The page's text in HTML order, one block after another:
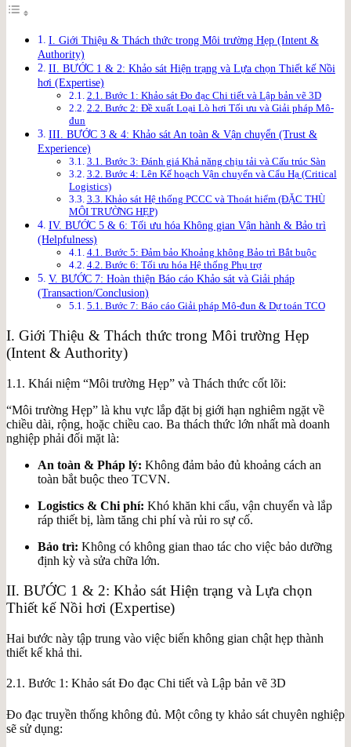
I. Giới Thiệu & Thách thức trong Môi trường Hẹp (Intent &
Authority)
II. BƯỚC 1 & 2: Khảo sát Hiện trạng và Lựa chọn Thiết kế Nồi
hơi (Expertise)
2.1. Bước 1: Khảo sát Đo đạc Chi tiết và Lập bản vẽ 3D
2.2. Bước 2: Đề xuất Loại Lò hơi Tối ưu và Giải pháp Mô-
đun
III. BƯỚC 3 & 4: Khảo sát An toàn & Vận chuyển (Trust &
Experience)
3.1. Bước 3: Đánh giá Khả năng chịu tải và Cấu trúc Sàn
3.2. Bước 4: Lên Kế hoạch Vận chuyển và Cẩu Hạ (Critical
Logistics)
3.3. Khảo sát Hệ thống PCCC và Thoát hiểm (ĐẶC THÙ
MÔI TRƯỜNG HẸP)
IV. BƯỚC 5 & 6: Tối ưu hóa Không gian Vận hành & Bảo trì
(Helpfulness)
4.1. Bước 5: Đảm bảo Khoảng không Bảo trì Bắt buộc
4.2. Bước 6: Tối ưu hóa Hệ thống Phụ trợ
V. BƯỚC 7: Hoàn thiện Báo cáo Khảo sát và Giải pháp
(Transaction/Conclusion)
5.1. Bước 7: Báo cáo Giải pháp Mô-đun & Dự toán TCO
I. Giới Thiệu & Thách thức trong Môi trường Hẹp
(Intent & Authority)
1.1. Khái niệm “Môi trường Hẹp” và Thách thức cốt lõi:
“Môi trường Hẹp” là khu vực lắp đặt bị giới hạn nghiêm ngặt về
chiều dài, rộng, hoặc chiều cao. Ba thách thức lớn nhất mà doanh
nghiệp phải đối mặt là:
An toàn & Pháp lý: Không đảm bảo đủ khoảng cách an
toàn bắt buộc theo TCVN.
Logistics & Chi phí: Khó khăn khi cẩu, vận chuyển và lắp
ráp thiết bị, làm tăng chi phí và rủi ro sự cố.
Bảo trì: Không có không gian thao tác cho việc bảo dưỡng
định kỳ và sửa chữa lớn.
II. BƯỚC 1 & 2: Khảo sát Hiện trạng và Lựa chọn
Thiết kế Nồi hơi (Expertise)
Hai bước này tập trung vào việc biến không gian chật hẹp thành
thiết kế khả thi.
2.1. Bước 1: Khảo sát Đo đạc Chi tiết và Lập bản vẽ 3D
Đo đạc truyền thống không đủ. Một công ty khảo sát chuyên nghiệp
sẽ sử dụng: